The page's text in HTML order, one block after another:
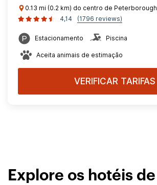
0.13 mi (0.2 km) do centro de Peterborough
4,14
(1796 reviews)
Estacionamento Piscina
Aceita animais de estimação
VERIFICAR TARIFAS
Explore os hotéis de